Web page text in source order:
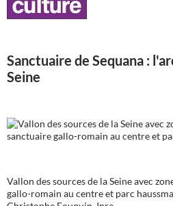
Sanctuaire de Sequana :
Seine
Vallon des sources de la Seine avec
gallo-romain au centre et parc